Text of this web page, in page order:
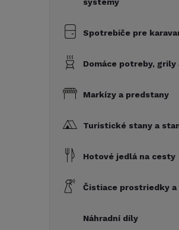
Spotrebiče pre
Domáce potreby, grily
Markízy a predstany
Turistické stany a
Hotové jedlá na cesty
Čistiace prostriedky a
Náhradní díly